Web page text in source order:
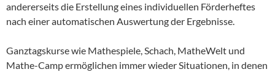
andererseits die Erstellung eines individuellen Förderheftes
nach einer automatischen Auswertung der Ergebnisse.
Ganztagskurse wie Mathespiele, Schach, MatheWelt und
Mathe-Camp ermöglichen immer wieder Situationen, in denen